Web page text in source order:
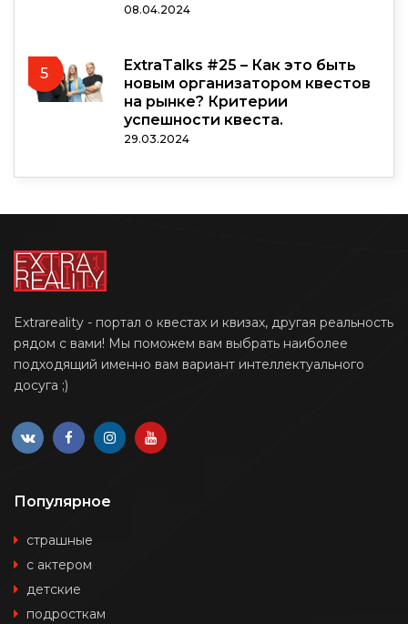
08.04.2024
5
ExtraTalks #25 – Как это быть
новым организатором квестов
на рынке? Критерии
успешности квеста.
29.03.2024
Extrareality - портал о квестах и квизах, другая реальность
рядом с вами! Мы поможем вам выбрать наиболее
подходящий именно вам вариант интеллектуального
досуга ;)
Популярное
страшные
с актером
детские
подросткам